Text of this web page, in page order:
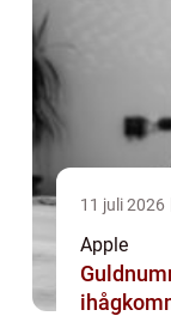
11 juli 2026
Apple